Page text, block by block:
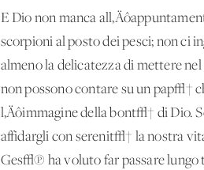
E Dio non manca
scorpioni al posto dei pesci; non ci
almeno la delicatezza di mettere
non possono contare su un pap√†
l‚Äôimmagine della bont√† di Dio.
affidargli con serenit√† la nostra
Ges√π ha voluto far passare lungo